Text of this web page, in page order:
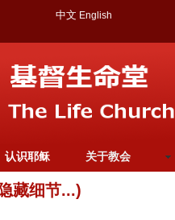
中文 English
认识耶稣 关于教会
藏细节...)